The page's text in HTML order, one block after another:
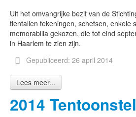
Uit het omvangrijke bezit van de
tientallen tekeningen, schetsen, enkele
memorabilia gekozen, die tot eind
in Haarlem te zien zijn.
Gepubliceerd: 26 april 2014
Lees meer...
2014